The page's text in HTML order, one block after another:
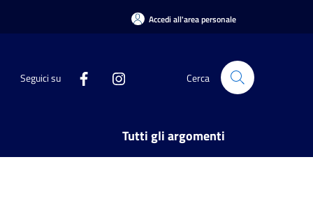
Accedi all'area personale
Seguici su Cerca
Tutti gli argomenti